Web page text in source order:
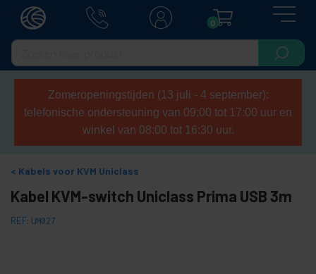
0
Zomeropeningstijden (13 juli - 4 september):
telefonische ondersteuning van 09:00 tot 17:00 uur en
winkel van 08:00 tot 16:30 uur.
Kabels voor KVM Uniclass
Kabel KVM-switch Uniclass Prima USB 3m
REF: UM027